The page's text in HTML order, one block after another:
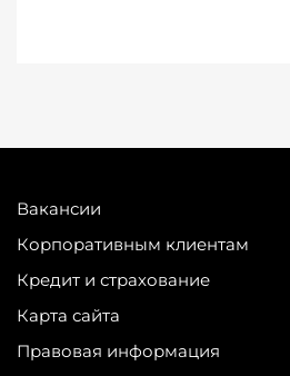
Вакансии
Корпоративным клиентам
Кредит и страхование
Карта сайта
Правовая информация